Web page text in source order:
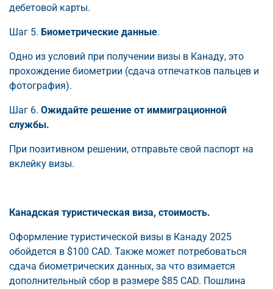
дебетовой карты.
Шаг 5. Биометрические данные.
Одно из условий при получении визы в Канаду, это
прохождение биометрии (сдача отпечатков пальцев и
фотография).
Шаг 6. Ожидайте решение от иммиграционной
службы.
При позитивном решении, отправьте свой паспорт на
вклейку визы.
Канадская туристическая виза, стоимость.
Оформление туристической визы в Канаду 2025
обойдется в $100 CAD. Также может потребоваться
сдача биометрических данных, за что взимается
дополнительный сбор в размере $85 CAD. Пошлина